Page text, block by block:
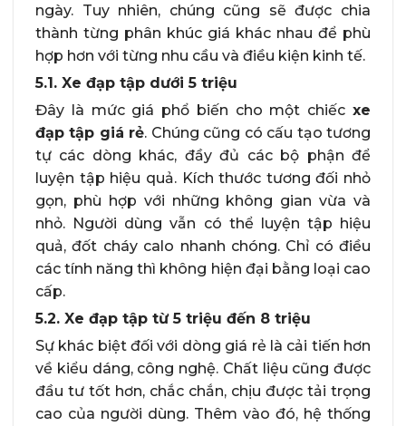
ngày. Tuy nhiên, chúng cũng sẽ được chia
thành từng phân khúc giá khác nhau để phù
hợp hơn với từng nhu cầu và điều kiện kinh tế.
5.1. Xe đạp tập dưới 5 triệu
Đây là mức giá phổ biến cho một chiếc xe
đạp tập giá rẻ. Chúng cũng có cấu tạo tương
tự các dòng khác, đầy đủ các bộ phận để
luyện tập hiệu quả. Kích thước tương đối nhỏ
gọn, phù hợp với những không gian vừa và
nhỏ. Người dùng vẫn có thể luyện tập hiệu
quả, đốt cháy calo nhanh chóng. Chỉ có điều
các tính năng thì không hiện đại bằng loại cao
cấp.
5.2. Xe đạp tập từ 5 triệu đến 8 triệu
Sự khác biệt đối với dòng giá rẻ là cải tiến hơn
về kiểu dáng, công nghệ. Chất liệu cũng được
đầu tư tốt hơn, chắc chắn, chịu được tải trọng
cao của người dùng. Thêm vào đó, hệ thống